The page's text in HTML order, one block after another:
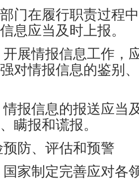
门在履行职责过程
息应当及时上报。
展情报信息工作，
对情报信息的鉴别
报信息的报送应当
瞒报和谎报。
防、评估和预警
家制定完善应对各